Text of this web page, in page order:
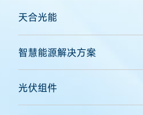
天合光能
智慧能源解决方案
光伏组件